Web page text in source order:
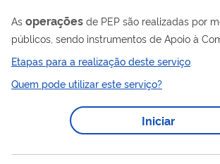
As operações de PEP são realizadas por
públicos, sendo instrumentos de Apoio à
lançadas quando o preço do produto estiver
na forma prevista na Política de Garantia de
(PGPM). Neste instrumento, os segmentos
receberão o valor pago pelo Governo
comprar o produto de produtores rurais ou
de seus derivados conforme...
Etapas para a realização deste serviço
Quem pode utilizar este serviço?
Iniciar